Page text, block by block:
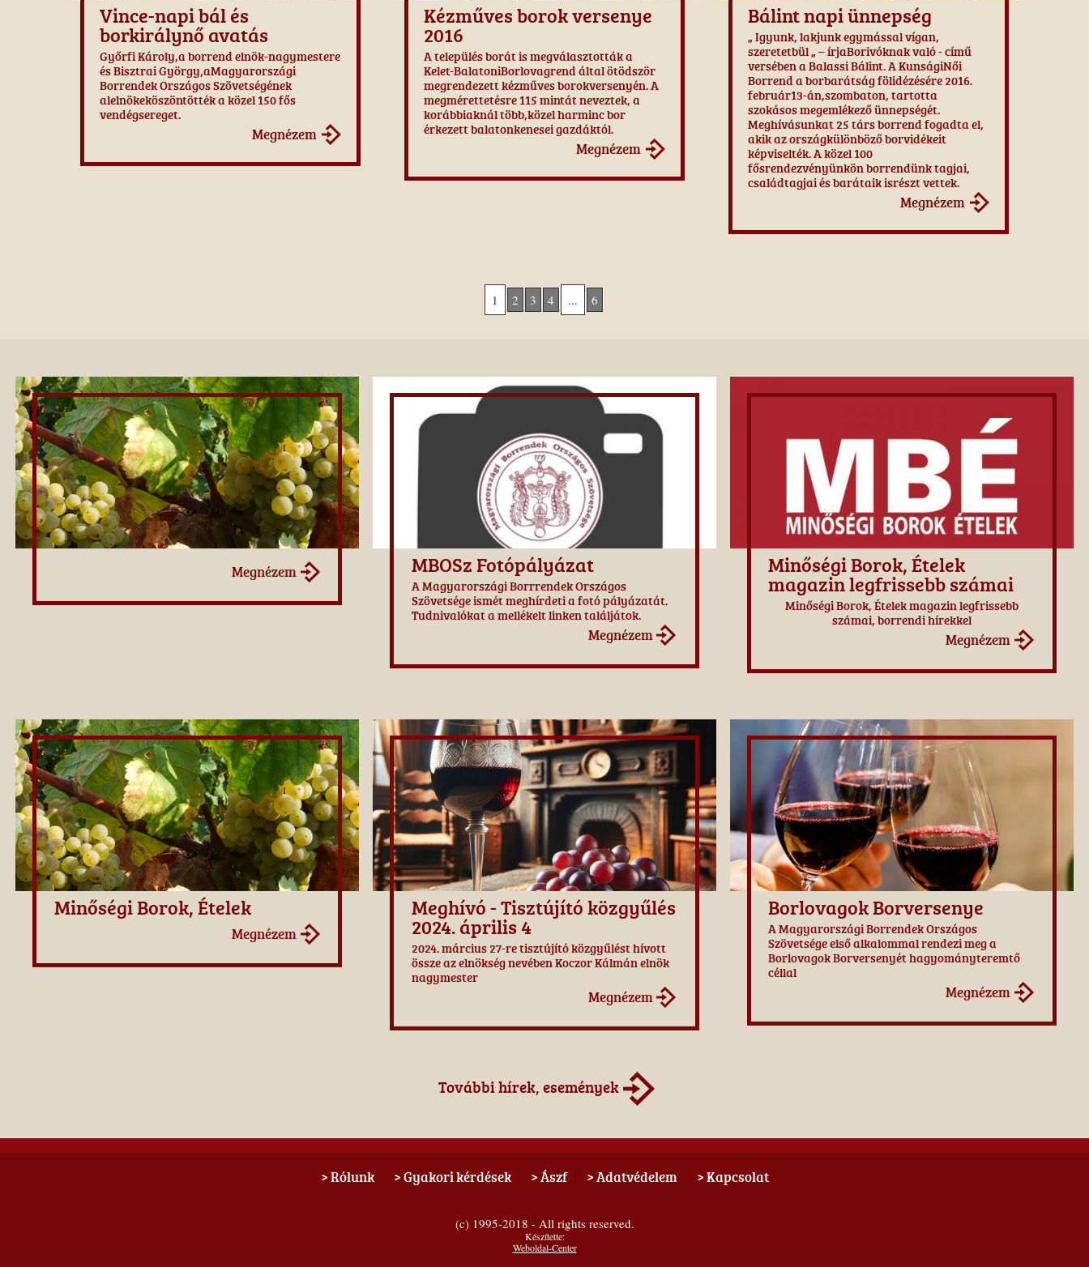
Vince-napi bál és
borkirálynő avatás
Győrfi Károly,a borrend elnök-nagymestere
és Bisztrai György,aMagyarországi
Borrendek Országos Szövetségének
alelnökeköszöntötték a közel 150 fős
vendégsereget.
Megnézem
Kézműves borok versenye
2016
A település borát is megválasztották a
Kelet-BalatoniBorlovagrend által ötödször
megrendezett kézműves borokversenyén. A
megmérettetésre 115 mintát neveztek, a
korábbiaknál több,közel harminc bor
érkezett balatonkenesei gazdáktól.
Megnézem
Bálint napi ünnepség
„ Igyunk, lakjunk egymással vígan,
szeretetbül „ – írjaBorivóknak való - című
versében a Balassi Bálint. A KunságiNői
Borrend a borbarátság fölidézésére 2016.
február13-án,szombaton, tartotta
szokásos megemlékező ünnepségét.
Meghívásunkat 25 társ borrend fogadta el,
akik az országkülönböző borvidékeit
képviselték. A közel 100
fősrendezvényünkön borrendünk tagjai,
családtagjai és barátaik isrészt vettek.
Megnézem
1 2 3 4 ... 6
Megnézem MBOSz Fotópályázat
A Magyarországi Borrrendek Országos
Szövetsége ismét meghírdeti a fotó pályázatát.
Tudnivalókat a mellékelt linken találjátok.
Megnézem
Minőségi Borok, Ételek
magazin legfrissebb számai
Minőségi Borok, Ételek magazin legfrissebb
számai, borrendi hírekkel
Megnézem
Minőségi Borok, Ételek
Megnézem
Meghívó - Tisztújító közgyűlés
2024. április 4
2024. március 27-re tisztújító közgyűlést hívott
össze az elnökség nevében Koczor Kálmán elnök
nagymester
Megnézem
Borlovagok Borversenye
A Magyarországi Borrendek Országos
Szövetsége első alkalommal rendezi meg a
Borlovagok Borversenyét hagyományteremtő
céllal
Megnézem
További hírek, események
> Rólunk > Gyakori kérdések > Ászf > Adatvédelem > Kapcsolat
(c) 1995-2018 - All rights reserved.
Készítette:
Weboldal-Center